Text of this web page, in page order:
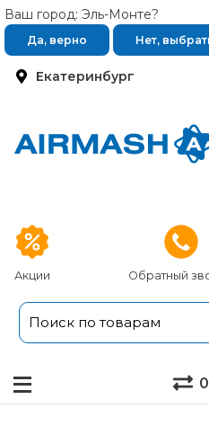
Екатеринбург
Ваш город: Эль-Монте?
Да, верно Нет,
Акции Обратный
0